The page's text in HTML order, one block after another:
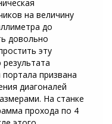
на величину
до
довольно
эту
призвана
диагоналей
На станке
прохода по 4